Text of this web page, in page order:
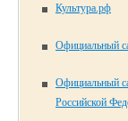
Культура.рф
Официальный
Официальный
Российской